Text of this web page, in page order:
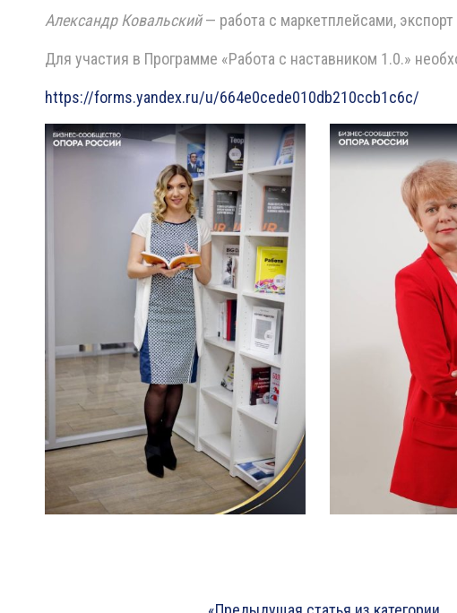
Александр Ковальский— работа с маркетплейсами,
Для участия в Программе «Работа с наставником 1.0.»
https://forms.yandex.ru/u/664e0cede010db210ccb1c6c/